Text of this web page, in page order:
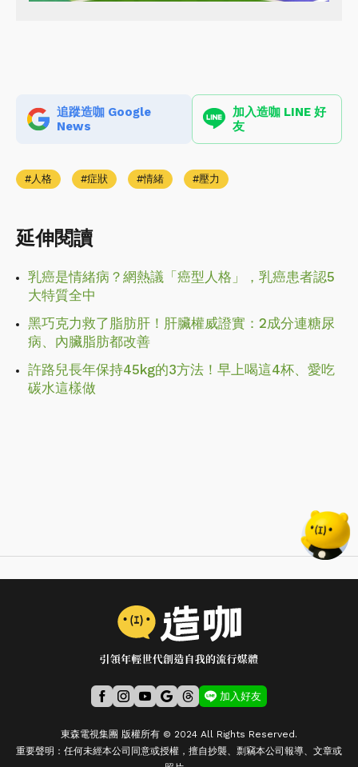
追蹤造咖 Google
News
加入造咖 LINE 好
友
人格 症狀 情緒 壓力
延伸閱讀
乳癌是情緒病？網熱議「癌型人格」，乳癌患者認5
大特質全中
黑巧克力救了脂肪肝！肝臟權威證實：2成分連糖尿
病、內臟脂肪都改善
許路兒長年保持45kg的3方法！早上喝這4杯、愛吃
碳水這樣做
加入好友
東森電視集團 版權所有 © 2024 All Rights Reserved.
重要聲明：任何未經本公司同意或授權，擅自抄襲、剽竊本公司報導、文章或